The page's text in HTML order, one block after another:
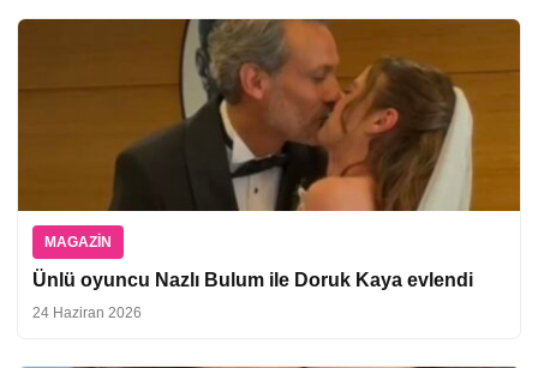
MAGAZIN
Ünlü oyuncu Nazlı Bulum ile Doruk Kaya evlendi
24 Haziran 2026